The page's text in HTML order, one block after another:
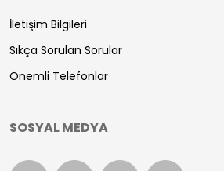
İletişim Bilgileri
Sıkça Sorulan Sorular
Önemli Telefonlar
SOSYAL MEDYA